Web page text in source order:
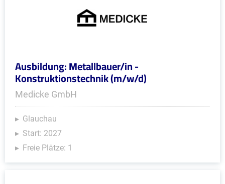
Ausbildung: Metallbauer/in -
Konstruktionstechnik (m/w/d)
Medicke GmbH
Glauchau
Start: 2027
Freie Plätze: 1